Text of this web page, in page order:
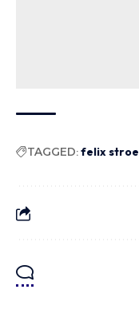
TAGGED:felix stroe